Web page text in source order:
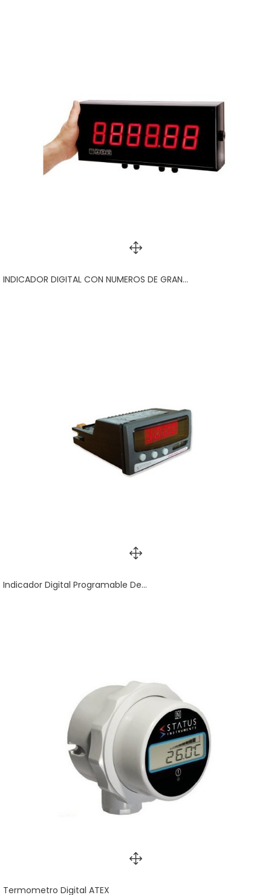
INDICADOR DIGITAL CON NUMEROS DE GRAN...
Indicador Digital Programable De...
Termometro Digital ATEX